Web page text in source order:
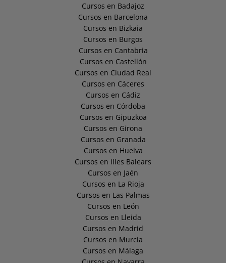
Cursos en Badajoz
Cursos en Barcelona
Cursos en Bizkaia
Cursos en Burgos
Cursos en Cantabria
Cursos en Castellón
Cursos en Ciudad Real
Cursos en Cáceres
Cursos en Cádiz
Cursos en Córdoba
Cursos en Gipuzkoa
Cursos en Girona
Cursos en Granada
Cursos en Huelva
Cursos en Illes Balears
Cursos en Jaén
Cursos en La Rioja
Cursos en Las Palmas
Cursos en León
Cursos en Lleida
Cursos en Madrid
Cursos en Murcia
Cursos en Málaga